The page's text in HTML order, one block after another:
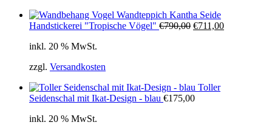
Wandteppich Kantha Seide
Handstickerei "Tropische Vögel" €790,00 Ursprünglicher
€711,00Aktueller
inkl. 20 % MwSt.
zzgl. Versandkosten
Toller
Seidenschal mit Ikat-Design - blau €175,00
inkl. 20 % MwSt.